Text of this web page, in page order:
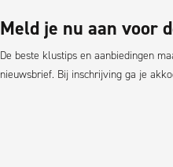
Meld je nu aan voor
De beste klustips en aanbiedingen
nieuwsbrief. Bij inschrijving ga je